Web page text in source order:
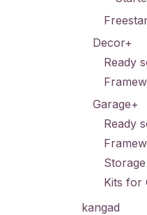
Decor+
Ready
Garage+
Ready
Kits for
kangad